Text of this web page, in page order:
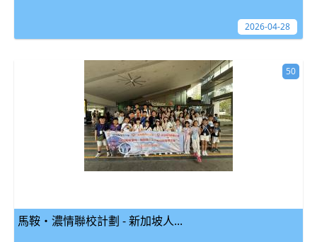
2026-04-28
馬鞍‧濃情聯校計劃 - 新加坡人...
50